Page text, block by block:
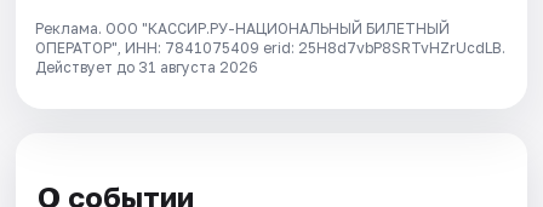
Реклама. ООО "КАССИР.РУ-НАЦИОНАЛЬНЫЙ БИЛЕТНЫЙ
ОПЕРАТОР", ИНН: 7841075409 erid: 25H8d7vbP8SRTvHZrUcdLB.
Действует до 31 августа 2026
О событии